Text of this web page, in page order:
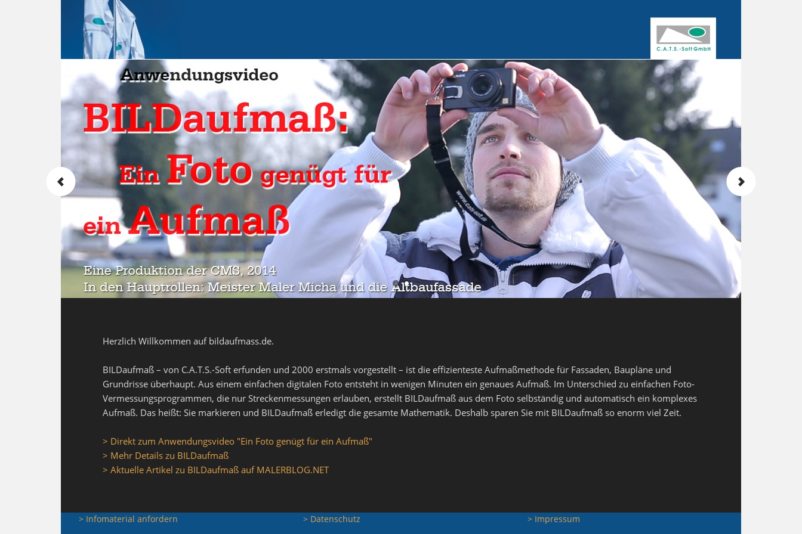
Herzlich Willkommen auf bildaufmass.de.
BILDaufmaß – von C.A.T.S.-Soft erfunden und 2000 erstmals vorgestellt – ist die effizienteste Aufmaßmethode für Fassaden, Baupläne und
Grundrisse überhaupt. Aus einem einfachen digitalen Foto entsteht in wenigen Minuten ein genaues Aufmaß. Im Unterschied zu einfachen Foto-
Vermessungsprogrammen, die nur Streckenmessungen erlauben, erstellt BILDaufmaß aus dem Foto selbständig und automatisch ein komplexes
Aufmaß. Das heißt: Sie markieren und BILDaufmaß erledigt die gesamte Mathematik. Deshalb sparen Sie mit BILDaufmaß so enorm viel Zeit.
> Direkt zum Anwendungsvideo "Ein Foto genügt für ein Aufmaß"
> Mehr Details zu BILDaufmaß
> Aktuelle Artikel zu BILDaufmaß auf MALERBLOG.NET
> Infomaterial anfordern > Datenschutz > Impressum